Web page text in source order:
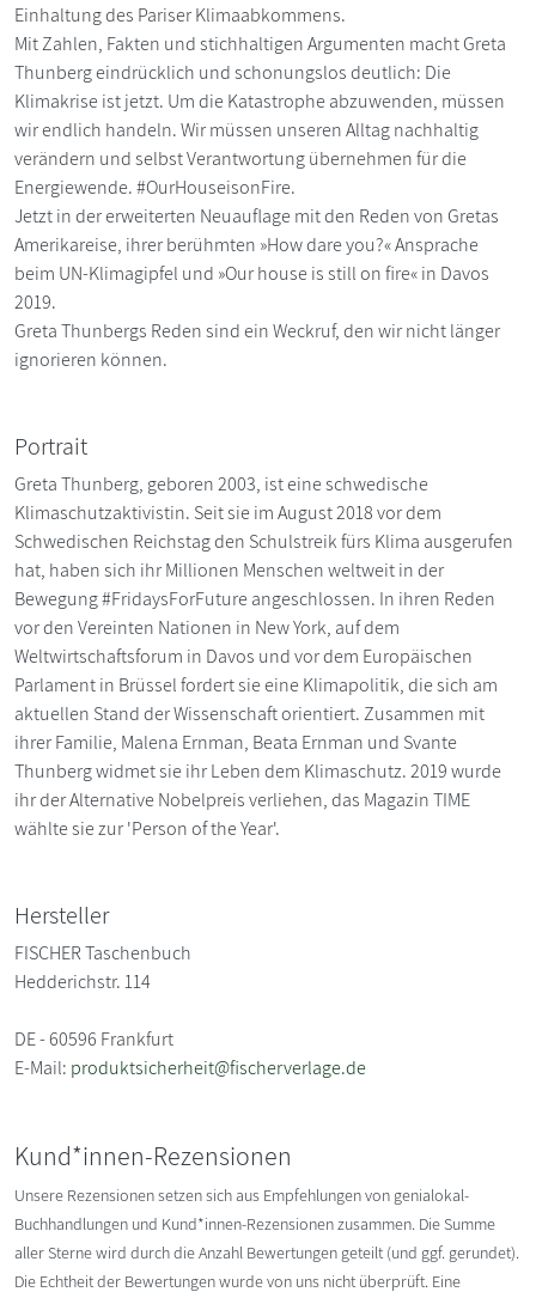
Einhaltung des Pariser Klimaabkommens.
Mit Zahlen, Fakten und stichhaltigen Argumenten macht Greta
Thunberg eindrücklich und schonungslos deutlich: Die
Klimakrise ist jetzt. Um die Katastrophe abzuwenden, müssen
wir endlich handeln. Wir müssen unseren Alltag nachhaltig
verändern und selbst Verantwortung übernehmen für die
Energiewende. #OurHouseisonFire.
Jetzt in der erweiterten Neuauflage mit den Reden von Gretas
Amerikareise, ihrer berühmten »How dare you?« Ansprache
beim UN-Klimagipfel und »Our house is still on fire« in Davos
2019.
Greta Thunbergs Reden sind ein Weckruf, den wir nicht länger
ignorieren können.
Portrait
Greta Thunberg, geboren 2003, ist eine schwedische
Klimaschutzaktivistin. Seit sie im August 2018 vor dem
Schwedischen Reichstag den Schulstreik fürs Klima ausgerufen
hat, haben sich ihr Millionen Menschen weltweit in der
Bewegung #FridaysForFuture angeschlossen. In ihren Reden
vor den Vereinten Nationen in New York, auf dem
Weltwirtschaftsforum in Davos und vor dem Europäischen
Parlament in Brüssel fordert sie eine Klimapolitik, die sich am
aktuellen Stand der Wissenschaft orientiert. Zusammen mit
ihrer Familie, Malena Ernman, Beata Ernman und Svante
Thunberg widmet sie ihr Leben dem Klimaschutz. 2019 wurde
ihr der Alternative Nobelpreis verliehen, das Magazin TIME
wählte sie zur 'Person of the Year'.
Hersteller
FISCHER Taschenbuch
Hedderichstr. 114
DE - 60596 Frankfurt
E-Mail: produktsicherheit@fischerverlage.de
Kund*innen-Rezensionen
Unsere Rezensionen setzen sich aus Empfehlungen von genialokal-
Buchhandlungen und Kund*innen-Rezensionen zusammen. Die Summe
aller Sterne wird durch die Anzahl Bewertungen geteilt (und ggf. gerundet).
Die Echtheit der Bewertungen wurde von uns nicht überprüft. Eine